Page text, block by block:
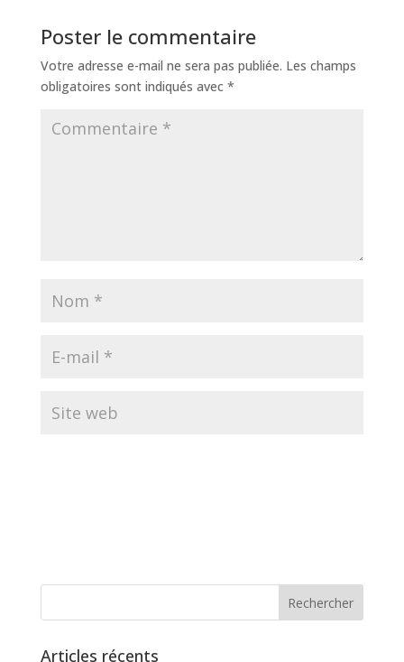
Poster le commentaire
Votre adresse e-mail ne sera pas publiée. Les champs
obligatoires sont indiqués avec *
Articles récents